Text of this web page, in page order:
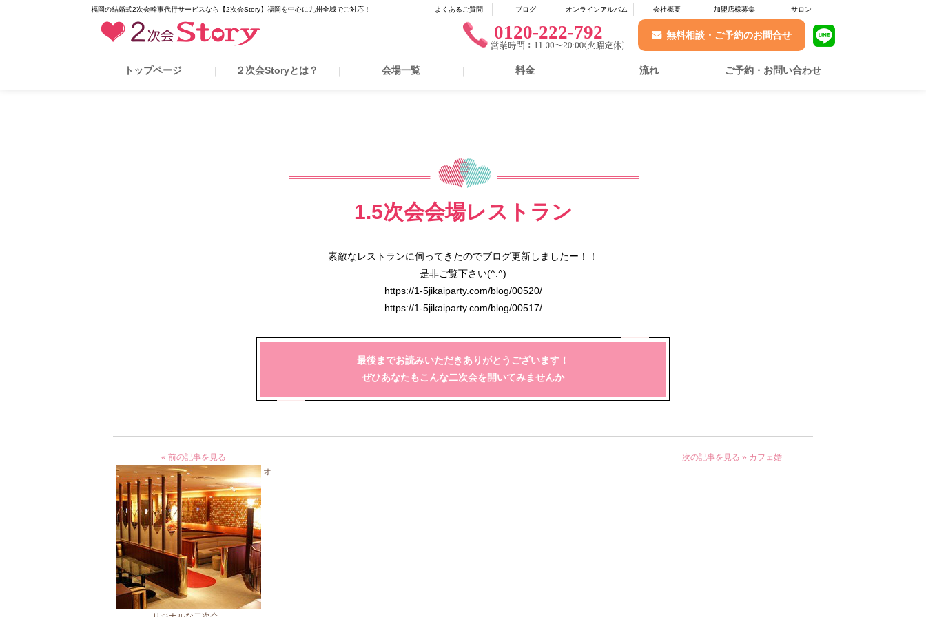
福岡の結婚式2次会幹事代行サービスなら【2次会Story】福岡を中心に九州全域でご対応！ よくあるご質問 ブログ オンラインアルバム 会社概要 加盟店様募集 サロン
0120-222-792 無料相談・ご予約のお問合せ
トップページ ２次会Storyとは？ 会場一覧 料金 流れ ご予約・お問い合わせ
1.5次会会場レストラン
素敵なレストランに伺ってきたのでブログ更新しましたー！！
是非ご覧下さい(^.^)
https://1-5jikaiparty.com/blog/00520/
https://1-5jikaiparty.com/blog/00517/
最後までお読みいただきありがとうございます！
ぜひあなたもこんな二次会を開いてみませんか
« 前の記事を見る
オ
次の記事を見る » カフェ婚